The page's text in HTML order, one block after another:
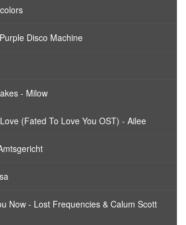
Disco Machine
- Milow
(Fated To Love You OST) - Ailee
Now - Lost Frequencies & Calum Scott